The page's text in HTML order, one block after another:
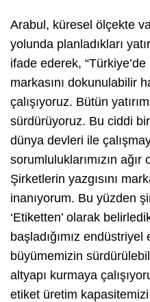
Arabul, küresel ölçekte
yolunda planladıkları
ifade ederek,
markasını dokunulabilir
çalışıyoruz. Bütün
sürdürüyoruz. Bu ciddi
dünya devleri ile
sorumluluklarımızın
Şirketlerin yazgısını
inanıyorum. Bu yüzden
‘Etiketten’ olarak
başladığımız
büyümemizin
altyapı kurmaya
etiket üretim kapasitemizi